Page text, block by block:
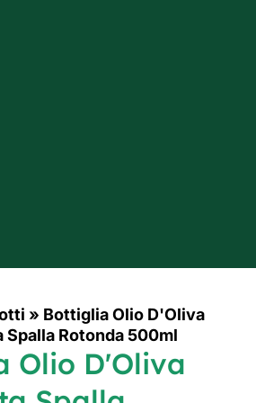
» Bottiglia Olio D'Oliva
Spalla Rotonda 500ml
Olio D'Oliva